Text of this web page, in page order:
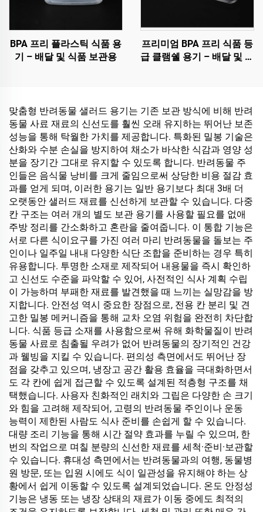
BPA 프리 플라스틱 식품 용
기 – 배달 및 식품 보관용
프리미엄 BPA 프리 식품 등
급 클램쉘 용기 – 배달 및 식
맞춤형 반려동물 샐러드 용기는 기존 보관 방식에 비해 반려
동물 사료 재료의 신선도를 훨씬 오래 유지하는 뛰어난 보존
성능을 통해 탁월한 가치를 제공합니다. 특화된 밀봉 기술은
산화와 수분 손실을 방지하여 채소가 바삭한 식감과 영양 성
분을 장기간 그대로 유지할 수 있도록 합니다. 반려동물 주
인들은 음식물 낭비를 크게 줄임으로써 상당한 비용 절감 효
과를 얻게 되며, 이러한 용기는 일반 용기보다 최대 3배 더
오랫동안 샐러드 재료를 신선하게 보관할 수 있습니다. 다중
칸 구조는 여러 개의 별도 보관 용기를 사용할 필요를 없애
주방 정리를 간소화하고 혼란을 줄여줍니다. 이 통합 기능은
서로 다른 식이요구를 가진 여러 마리 반려동물을 돌보는 주
인이나 일주일 내내 다양한 식단 조합을 준비하는 경우 특히
유용합니다. 투명한 소재로 제작되어 내용물을 즉시 확인하
고 신선도 수준을 파악할 수 있어, 사전적인 식사 계획 수립
이 가능하며 부패한 재료를 발견했을 때 느끼는 실망감을 방
지합니다. 안전성 역시 중요한 장점으로, 전용 칸 분리 및 견
고한 밀봉 메커니즘을 통해 교차 오염 위험을 완전히 차단합
니다. 식품 등급 소재를 사용함으로써 유해 화학물질이 반려
동물 사료로 침출될 우려가 없어 반려동물의 장기적인 건강
과 웰빙을 지킬 수 있습니다. 편의성 측면에서도 뛰어난 장
점을 갖추고 있으며, 냉장고 공간 활용 효율을 극대화하면서
도 각 칸에 쉽게 접근할 수 있도록 설계된 적층형 구조를 채
택했습니다. 사용자 친화적인 래치와 그립은 다양한 손 크기
와 힘을 고려해 제작되어, 고령의 반려동물 주인이나 운동
능력이 제한된 사람도 식사 준비를 손쉽게 할 수 있습니다.
대량 조리 기능을 통해 시간 절약 효과를 누릴 수 있으며, 한
번의 작업으로 며칠 분량의 신선한 재료를 세척·준비·보관할
수 있습니다. 휴대성 측면에서는 반려동물과의 여행, 동물병
원 방문, 또는 입원 시에도 식이 일관성을 유지해야 하는 상
황에서 쉽게 이동할 수 있도록 설계되었습니다. 온도 안정성
기능은 냉동 또는 냉장 상태의 재료가 이동 중에도 최적의